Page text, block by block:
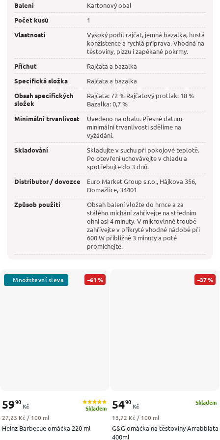
Balení
Kartonový obal
Počet kusů
1
Vlastnosti
Vysoký podíl rajčat, jemná bazalka, hustá
konzistence a rychlá příprava. Vhodná na
těstoviny, pizzu i zapékané pokrmy.
Příchuť
Rajčata a bazalka
Specifická složka
Rajčata a bazalka
Obsah specifických
složek
Rajčata: 72 % Rajčatový protlak: 18 %
Bazalka: 0,7 %
Minimální trvanlivost
Uvedeno na obalu. Přesné datum
minimální trvanlivosti sdělíme na
vyžádání.
Skladování
Skladujte v suchu při pokojové teplotě.
Po otevření uchovávejte v chladu a
spotřebujte do 3 dnů.
Distributor / dovozce
Euro Market Group s.r.o., Hájkova 356,
Domažlice, 34401
Způsob použití
Obsah balení vložte do hrnce a za
stálého míchání zahřívejte na středním
ohni asi 4 minuty. V mikrovlnné troubě
zahřívejte v přikryté vhodné nádobě při
600 W přibližně 3 minuty a poté
promíchejte.
–61 %
Heinz Barbecue omáčka 220 ml
Skladem
5990
Kč
Měrná cena:
27,23 Kč / 100 ml
–37 %
G&G omáčka na těstoviny Arrabbiata
400ml
Skladem
5490
Kč
Měrná cena:
13,72 Kč / 100 ml